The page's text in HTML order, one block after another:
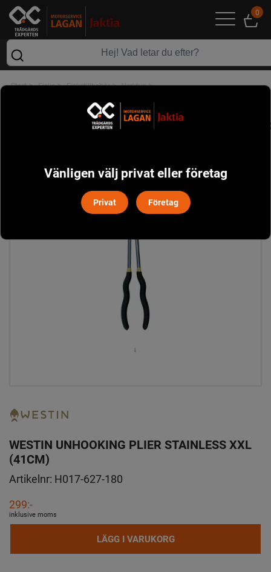
0
Start> Fiske> Fisketillbehör> Verktyg>
WESTIN UNHOOKING PLIER STAINLESS XXL
(41CM)
Artikelnr: H017-627-180
299:-
inklusive moms
LÄGG I VARUKORG
Vänligen välj privat eller företag
Privat Företag